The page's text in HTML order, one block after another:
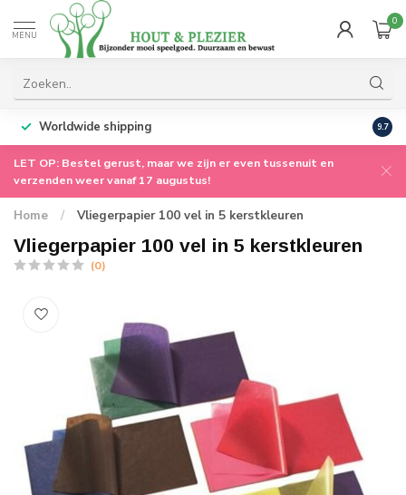
MENU
0
Worldwide shipping 9.7
LET OP: Bestel gerust, maar we zijn er even tussenuit en
verzenden weer vanaf 17 augustus!
Home / Vliegerpapier 100 vel in 5 kerstkleuren
Vliegerpapier 100 vel in 5 kerstkleuren
(0)